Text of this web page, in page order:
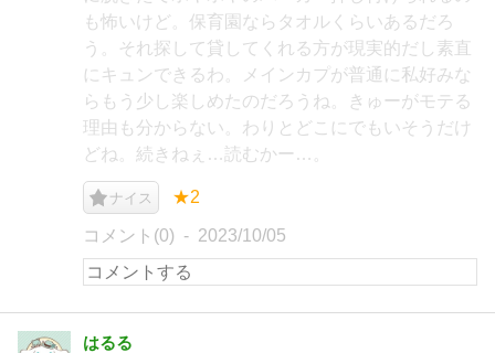
も怖いけど。保育園ならタオルくらいあるだろ
う。それ探して貸してくれる方が現実的だし素直
にキュンできるわ。メインカプが普通に私好みな
らもう少し楽しめたのだろうね。きゅーがモテる
理由も分からない。わりとどこにでもいそうだけ
どね。続きねぇ…読むかー…。
ナイス ★2
コメント(0) 2023/10/05
はるる